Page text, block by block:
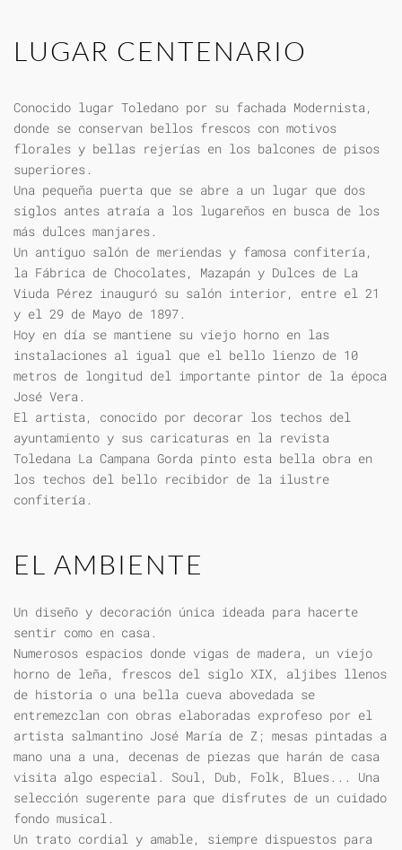
LUGAR CENTENARIO
Conocido lugar Toledano por su fachada Modernista,
donde se conservan bellos frescos con motivos
florales y bellas rejerías en los balcones de pisos
superiores.
Una pequeña puerta que se abre a un lugar que dos
siglos antes atraía a los lugareños en busca de los
más dulces manjares.
Un antiguo salón de meriendas y famosa confitería,
la Fábrica de Chocolates, Mazapán y Dulces de La
Viuda Pérez inauguró su salón interior, entre el 21
y el 29 de Mayo de 1897.
Hoy en día se mantiene su viejo horno en las
instalaciones al igual que el bello lienzo de 10
metros de longitud del importante pintor de la época
José Vera.
El artista, conocido por decorar los techos del
ayuntamiento y sus caricaturas en la revista
Toledana La Campana Gorda pinto esta bella obra en
los techos del bello recibidor de la ilustre
confitería.
EL AMBIENTE
Un diseño y decoración única ideada para hacerte
sentir como en casa.
Numerosos espacios donde vigas de madera, un viejo
horno de leña, frescos del siglo XIX, aljibes llenos
de historia o una bella cueva abovedada se
entremezclan con obras elaboradas exprofeso por el
artista salmantino José María de Z; mesas pintadas a
mano una a una, decenas de piezas que harán de casa
visita algo especial. Soul, Dub, Folk, Blues... Una
selección sugerente para que disfrutes de un cuidado
fondo musical.
Un trato cordial y amable, siempre dispuestos para